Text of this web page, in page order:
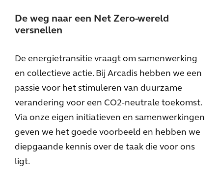
De weg naar een Net Zero-wereld
versnellen
De energietransitie vraagt om samenwerking
en collectieve actie. Bij Arcadis hebben we een
passie voor het stimuleren van duurzame
verandering voor een CO2-neutrale toekomst.
Via onze eigen initiatieven en samenwerkingen
geven we het goede voorbeeld en hebben we
diepgaande kennis over de taak die voor ons
ligt.